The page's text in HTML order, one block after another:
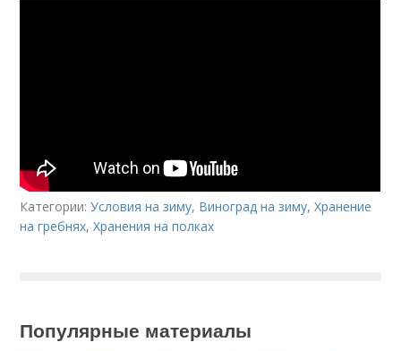
Категории:Условия на зиму, Виноград на зиму,Хранение
на гребнях,Хранения на полках
Популярные материалы